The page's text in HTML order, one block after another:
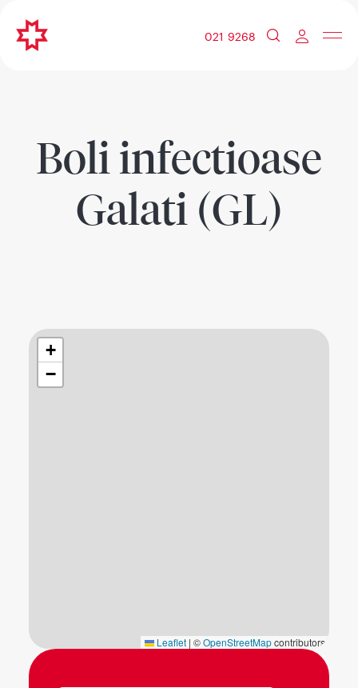
021 9268
Boli infectioase
Galati (GL)
+
−
Leaflet | ©OpenStreetMapcontributors